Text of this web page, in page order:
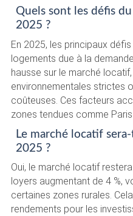
Quels sont les défis
2025 ?
En 2025, les principaux
logements due à la
hausse sur le marché
environnementales strictes
coûteuses. Ces facteurs
zones tendues comme
Le marché locatif
2025 ?
Oui, le marché locatif
loyers augmentant de 4 %,
certaines zones rurales.
rendements pour les